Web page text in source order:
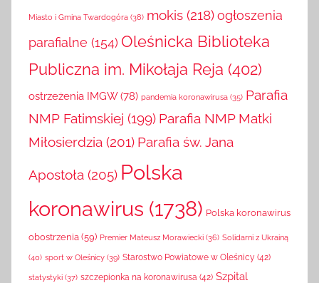
Miasto i Gmina Twardogóra (38) mokis (218)ogłoszenia
parafialne (154) Oleśnicka Biblioteka
Publiczna im. Mikołaja Reja (402)
ostrzeżenia IMGW(78) pandemia koronawirusa (35) Parafia
NMP Fatimskiej (199) Parafia NMP Matki
Miłosierdzia (201) Parafia św. Jana
Apostoła (205) Polska
koronawirus (1738) Polska koronawirus
obostrzenia(59) Premier Mateusz Morawiecki (36) Solidarni z Ukrainą
(40) sport w Oleśnicy (39) Starostwo Powiatowe w Oleśnicy (42)
statystyki (37) szczepionka na koronawirusa (42) Szpital